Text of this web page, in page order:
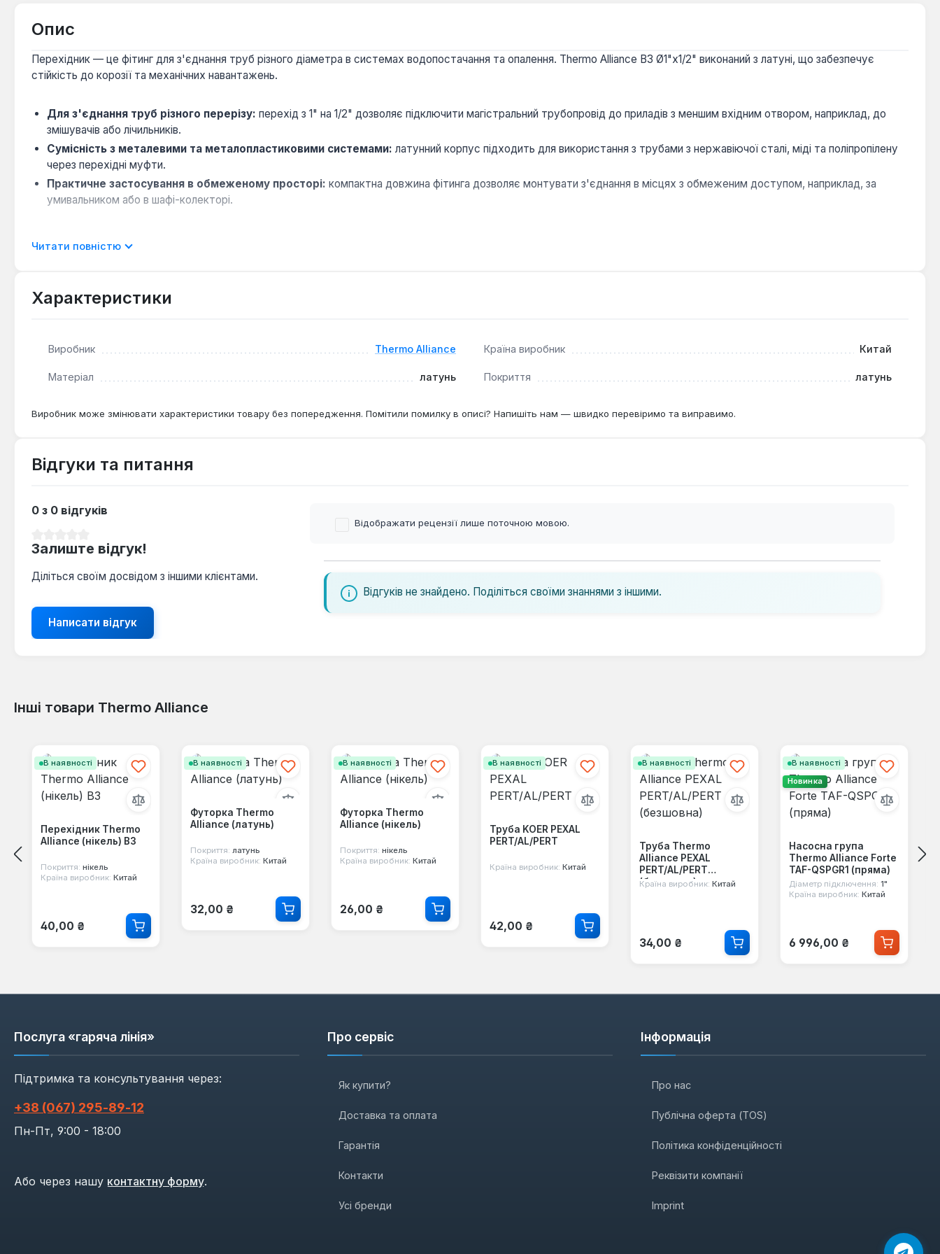
Опис
Перехідник — це фітинг для з'єднання труб різного діаметра в системах водопостачання та опалення. Thermo Alliance ВЗ Ø1"х1/2" виконаний з латуні, що забезпечує
стійкість до корозії та механічних навантажень.
Для з'єднання труб різного перерізу: перехід з 1" на 1/2" дозволяє підключити магістральний трубопровід до приладів з меншим вхідним отвором, наприклад, до
змішувачів або лічильників.
Сумісність з металевими та металопластиковими системами: латунний корпус підходить для використання з трубами з нержавіючої сталі, міді та поліпропілену
через перехідні муфти.
Практичне застосування в обмеженому просторі: компактна довжина фітинга дозволяє монтувати з'єднання в місцях з обмеженим доступом, наприклад, за
умивальником або в шафі-колекторі.
доставка по Україні.
Читати повністю
Характеристики
Виробник Thermo Alliance Країна виробник Китай
Матеріал латунь Покриття латунь
Виробник може змінювати характеристики товару без попередження. Помітили помилку в описі? Напишіть нам — швидко перевіримо та виправимо.
Відгуки та питання
0 з 0 відгуків
Залиште відгук!
Діліться своїм досвідом з іншими клієнтами.
Написати відгук
Відображати рецензії лише поточною мовою.
Відгуків не знайдено. Поділіться своїми знаннями з іншими.
Інші товари Thermo Alliance
В наявності
Перехідник Thermo
Alliance (нікель) ВЗ
Покриття: нікель
Країна виробник: Китай
Звичайна ціна:
40,00 ₴
В наявності
Футорка Thermo
Alliance (латунь)
Покриття: латунь
Країна виробник: Китай
Звичайна ціна:
32,00 ₴
В наявності
Футорка Thermo
Alliance (нікель)
Покриття: нікель
Країна виробник: Китай
Звичайна ціна:
26,00 ₴
В наявності
Труба KOER PEXAL
PERT/AL/PERT
Країна виробник: Китай
Звичайна ціна:
42,00 ₴
В наявності
Труба Thermo
Alliance PEXAL
PERT/AL/PERT
(безшовна)
Країна виробник: Китай
Звичайна ціна:
34,00 ₴
В наявності
Новинка
Насосна група
Thermo Alliance Forte
TAF-QSPGR1 (пряма)
Діаметр підключення: 1"
Країна виробник: Китай
Звичайна ціна:
6 996,00 ₴
Послуга «гаряча лінія»
Підтримка та консультування через:
+38 (067) 295‑89‑12
Пн-Пт, 9:00 - 18:00
Або через нашу контактну форму.
Про сервіс
Як купити?
Доставка та оплата
Гарантія
Контакти
Усі бренди
Інформація
Про нас
Публічна оферта (TOS)
Політика конфіденційності
Реквізити компанії
Imprint